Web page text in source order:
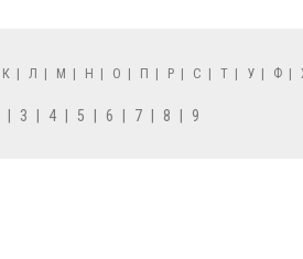
К | Л | М | Н | О | П | Р | С | Т | У | Ф |
3 4 5 6 7 8 9